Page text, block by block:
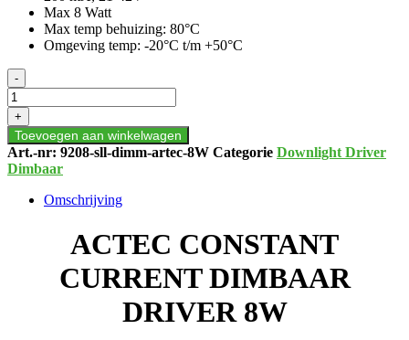
Max 8 Watt
Max temp behuizing: 80°C
Omgeving temp: -20°C t/m +50°C
ACTEC
CONSTANT
CURRENT
DIMBAAR
DRIVER
8W
aantal
-
+
Toevoegen aan winkelwagen
Art.-nr: 9208-sll-dimm-artec-8W Categorie Downlight Driver
Dimbaar
Omschrijving
ACTEC CONSTANT
CURRENT DIMBAAR
DRIVER 8W